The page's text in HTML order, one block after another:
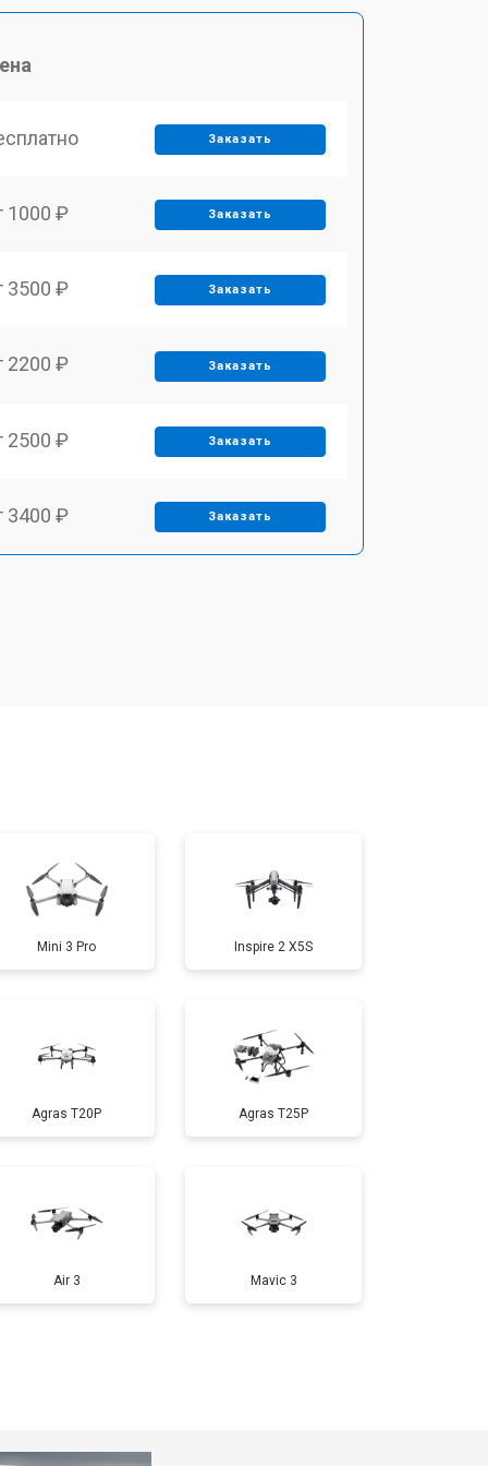
Заказать
1000 ₽ Заказать
3500 ₽ Заказать
2200 ₽ Заказать
2500 ₽ Заказать
3400 ₽ Заказать
1500 ₽ Заказать
1600 ₽ Заказать
1000 ₽ Заказать
1800 ₽ Заказать
3600 ₽
Mini 3 Pro Inspire 2 X5S
Agras T20P Agras T25P
Air 3 Mavic 3